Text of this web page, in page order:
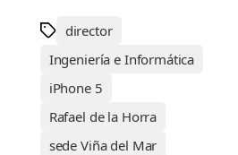
director
Ingeniería e Informática
iPhone 5
Rafael de la Horra
sede Viña del Mar